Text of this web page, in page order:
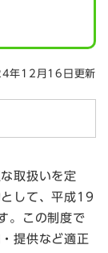
年12月16日更新
取扱いを定
して、平成19
。この制度で
提供など適正